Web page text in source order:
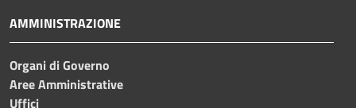
AMMINISTRAZIONE
Organi di Governo
Aree Amministrative
Uffici